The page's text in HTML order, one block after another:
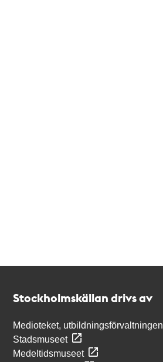
Stockholmskällan drivs av
Medioteket, utbildningsförvaltningen
Stadsmuseet
Medeltidsmuseet